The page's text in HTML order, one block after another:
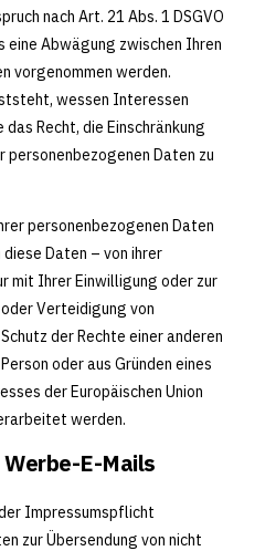
nach Art. 21 Abs. 1 DSGVO
eine Abwägung zwischen Ihren
vorgenommen werden.
wessen Interessen
Recht, die Einschränkung
Daten zu
personenbezogenen Daten
Daten – von ihrer
mit Ihrer Einwilligung oder zur
Verteidigung von
der Rechte einer anderen
oder aus Gründen eines
der Europäischen Union
werden.
E-Mails
Impressumspflicht
zur Übersendung von nicht